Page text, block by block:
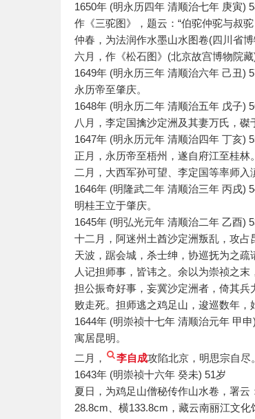
1650年 (明永历四年 清顺治七年 庚寅)
作《三驼图》，题云：“伯驼仲驼与叔
仲春，为法润作水墨山水图卷(四川省博
六月，作《松石图》(北京故宫博物院藏)
1649年 (明永历三年 清顺治六年 己丑)
永历帝至肇庆。
1648年 (明永历二年 清顺治五年 戊子)
八月，李定国擒沙定洲及其妻万氏，磔
1647年 (明永历元年 清顺治四年 丁亥)
正月，永历帝至梧州，遂自府江至桂林。
二月，大西军孙可望、李定国等率师入
1646年 (明隆武二年 清顺治三年 丙戌)
明桂王立于肇庆。
1645年 (明弘光元年 清顺治二年 乙酉)
十二月，阿迷州土酋沙定洲叛乱，攻
天波，踞会城，杀士绅，协巡抚为之
人记担师事，皆讳之。余以为崇祯之
担公振奇好事，妄冀沙定洲者，倚其
败走死。担师逃之鸡足山，逡巡数年，
1644年 (明崇祯十七年 清顺治元年 甲申
寓居昆明。
二月，
李自成攻陷北京，明思宗自尽
1643年 (明崇祯十六年 癸未) 51岁
夏日，为鸡足山僧秘传作山水卷，署云
28.8cm、横133.8cm，藏云南丽江文化